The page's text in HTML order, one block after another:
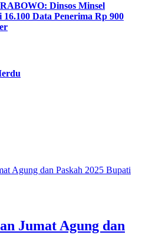
Dinsos Minsel
Data Penerima Rp 900
Agung dan Paskah 2025 Bupati
Jumat Agung dan